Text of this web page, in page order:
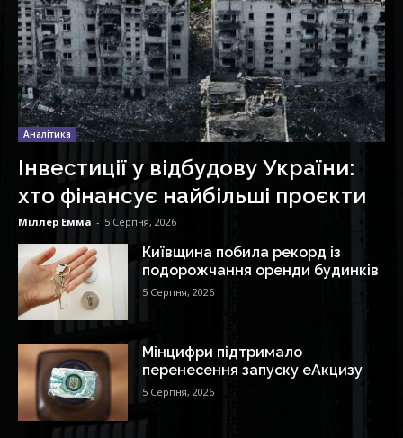
Аналітика
Інвестиції у відбудову України:
хто фінансує найбільші проєкти
Міллер Емма - 5 Серпня, 2026
Київщина побила рекорд із
подорожчання оренди будинків
5 Серпня, 2026
Мінцифри підтримало
перенесення запуску еАкцизу
5 Серпня, 2026